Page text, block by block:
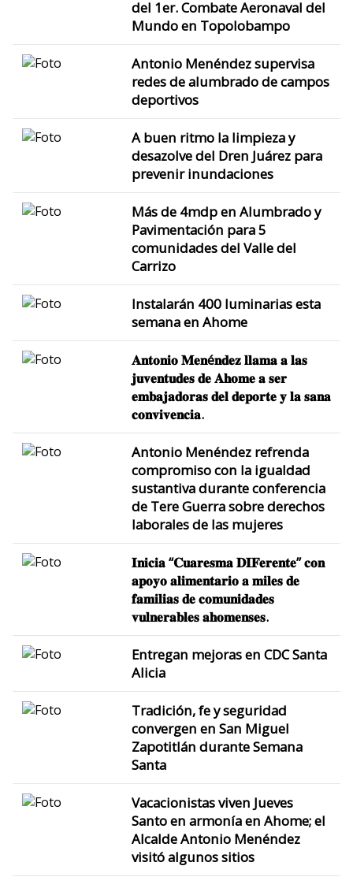
del 1er. Combate Aeronaval del
Mundo en Topolobampo
Antonio Menéndez supervisa
redes de alumbrado de campos
deportivos
A buen ritmo la limpieza y
desazolve del Dren Juárez para
prevenir inundaciones
Más de 4mdp en Alumbrado y
Pavimentación para 5
comunidades del Valle del
Carrizo
Instalarán 400 luminarias esta
semana en Ahome
𝐀𝐧𝐭𝐨𝐧𝐢𝐨 𝐌𝐞𝐧é𝐧𝐝𝐞𝐳 𝐥𝐥𝐚𝐦𝐚 𝐚 𝐥𝐚𝐬
𝐣𝐮𝐯𝐞𝐧𝐭𝐮𝐝𝐞𝐬 𝐝𝐞 𝐀𝐡𝐨𝐦𝐞 𝐚 𝐬𝐞𝐫
𝐞𝐦𝐛𝐚𝐣𝐚𝐝𝐨𝐫𝐚𝐬 𝐝𝐞𝐥 𝐝𝐞𝐩𝐨𝐫𝐭𝐞 𝐲 𝐥𝐚 𝐬𝐚𝐧𝐚
𝐜𝐨𝐧𝐯𝐢𝐯𝐞𝐧𝐜𝐢𝐚.
Antonio Menéndez refrenda
compromiso con la igualdad
sustantiva durante conferencia
de Tere Guerra sobre derechos
laborales de las mujeres
𝐈𝐧𝐢𝐜𝐢𝐚 “𝐂𝐮𝐚𝐫𝐞𝐬𝐦𝐚 𝐃𝐈𝐅𝐞𝐫𝐞𝐧𝐭𝐞” 𝐜𝐨𝐧
𝐚𝐩𝐨𝐲𝐨 𝐚𝐥𝐢𝐦𝐞𝐧𝐭𝐚𝐫𝐢𝐨 𝐚 𝐦𝐢𝐥𝐞𝐬 𝐝𝐞
𝐟𝐚𝐦𝐢𝐥𝐢𝐚𝐬 𝐝𝐞 𝐜𝐨𝐦𝐮𝐧𝐢𝐝𝐚𝐝𝐞𝐬
𝐯𝐮𝐥𝐧𝐞𝐫𝐚𝐛𝐥𝐞𝐬 𝐚𝐡𝐨𝐦𝐞𝐧𝐬𝐞𝐬.
Entregan mejoras en CDC Santa
Alicia
Tradición, fe y seguridad
convergen en San Miguel
Zapotitlán durante Semana
Santa
Vacacionistas viven Jueves
Santo en armonía en Ahome; el
Alcalde Antonio Menéndez
visitó algunos sitios